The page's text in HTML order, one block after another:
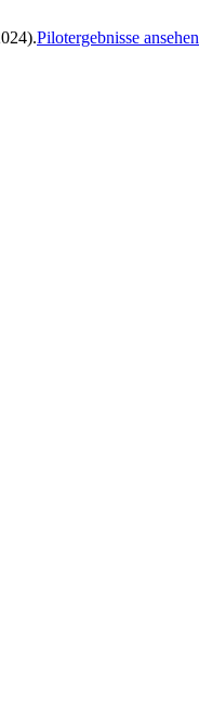
Pilotergebnisse ansehen